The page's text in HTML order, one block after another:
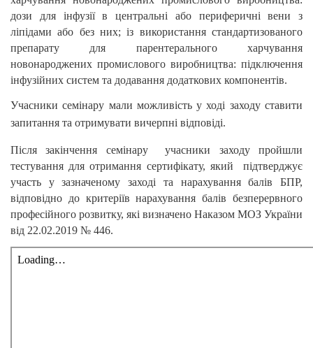
дози для інфузії в центральні або периферичні вени з
ліпідами або без них; із використання стандартизованого
препарату для парентерального харчування
новонароджених промислового виробництва: підключення
інфузійних систем та додавання додаткових компонентів.
Учасники семінару мали можливість у ході заходу ставити
запитання та отримувати вичерпні відповіді.
Після закінчення семінару учасники заходу пройшли
тестування для отримання сертифікату, який підтверджує
участь у зазначеному заході та нарахування балів БПР,
відповідно до критеріїв нарахування балів безперервного
професійного розвитку, які визначено Наказом МОЗ України
від 22.02.2019 № 446.